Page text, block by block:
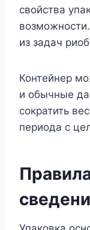
свойства
из задач
Контейнер
и обычные
сократить
периода с